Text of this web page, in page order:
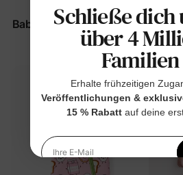
Baby Einteiliger Strampler
mit 2-Wege-
Reißverschluss
Schließe dich
über 4
Erhalte frühzeitigen
Veröffentlichungen &
15 % Rabatt auf deine
Ihre E-Mail